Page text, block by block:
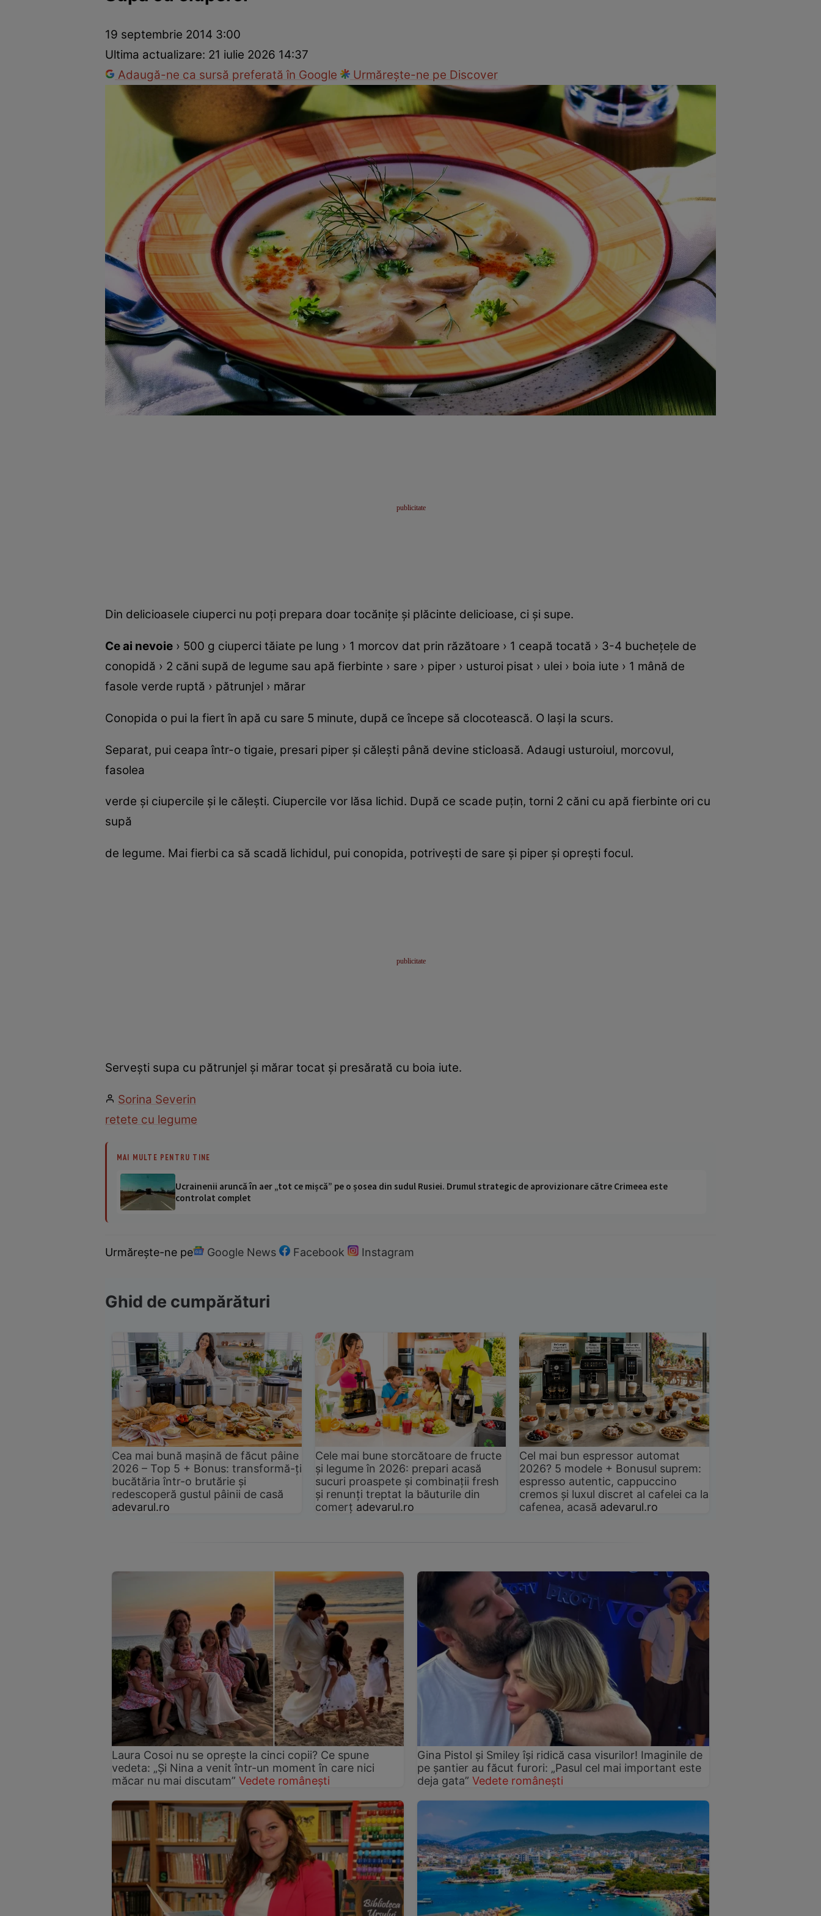
Mâncăruri rapide Rețete cu legume
19 septembrie 2014 3:00
Ultima actualizare: 21 iulie 2026 14:37
Adaugă-ne ca sursă preferată în Google
Urmărește-ne pe Discover
Din delicioasele ciuperci nu poţi prepara doar tocăniţe şi plăcinte delicioase, ci şi supe.
Ce ai nevoie › 500 g ciuperci tăiate pe lung › 1 morcov dat prin răzătoare › 1 ceapă tocată › 3-4 bucheţele de
conopidă › 2 căni supă de legume sau apă fierbinte › sare › piper › usturoi pisat › ulei › boia iute › 1 mână de
fasole verde ruptă › pătrunjel › mărar
Conopida o pui la fiert în apă cu sare 5 minute, după ce începe să clocotească. O laşi la scurs.
Separat, pui ceapa într-o tigaie, presari piper şi căleşti până devine sticloasă. Adaugi usturoiul, morcovul,
fasolea
verde şi ciupercile şi le căleşti. Ciupercile vor lăsa lichid. După ce scade puţin, torni 2 căni cu apă fierbinte ori cu
supă
de legume. Mai fierbi ca să scadă lichidul, pui conopida, potriveşti de sare şi piper şi opreşti focul.
Serveşti supa cu pătrunjel şi mărar tocat şi presărată cu boia iute.
Sorina Severin
retete cu legume
MAI MULTE PENTRU TINE
Ucrainenii aruncă în aer „tot ce mișcă” pe o șosea din sudul Rusiei. Drumul strategic de aprovizionare către Crimeea este
controlat complet
Urmărește-ne pe Google News Facebook Instagram
Ghid de cumpărături
Cea mai bună mașină de făcut pâine
2026 – Top 5 + Bonus: transformă-ți
bucătăria într-o brutărie și
redescoperă gustul pâinii de casă
adevarul.ro
Cele mai bune storcătoare de fructe
și legume în 2026: prepari acasă
sucuri proaspete și combinații fresh
și renunți treptat la băuturile din
comerț adevarul.ro
Cel mai bun espressor automat
2026? 5 modele + Bonusul suprem:
espresso autentic, cappuccino
cremos și luxul discret al cafelei ca la
cafenea, acasă adevarul.ro
Laura Cosoi nu se oprește la cinci copii? Ce spune
vedeta: „Și Nina a venit într-un moment în care nici
măcar nu mai discutam” Vedete românești
Gina Pistol și Smiley își ridică casa visurilor! Imaginile de
pe șantier au făcut furori: „Pasul cel mai important este
deja gata” Vedete românești